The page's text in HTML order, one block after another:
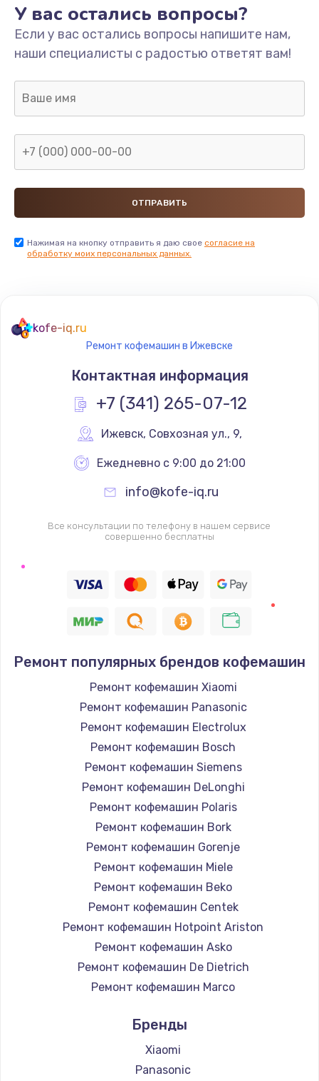
Заказать
Ремонт корпуса
Заказать
Настройка
600 руб.
Заказать
550 руб.
370 руб.
Замена датчиков
500 руб.
Заказать
820 руб.
Заказать
1400 руб.
Заказать
Заправка фреоном
2150 руб.
Заказать
Замена термодатчика
1360 руб.
Заказать
Восстановление после попадания влаги
960 руб.
Заказать
Ремонт системы охлаждения
Заказать
У вас остались вопросы?
Если у вас остались вопросы напишите нам,
наши специалисты с радостью ответят вам!
Нажимая на кнопку отправить я даю свое согласие на
обработку моих персональных данных.
kofe-iq.ru
Ремонт кофемашин в Ижевске
Контактная информация
+7 (341) 265-07-12
Ижевск, Совхозная ул., 9,
Ежедневно с 9:00 до 21:00
info@kofe-iq.ru
Все консультации по телефону в нашем сервисе
совершенно бесплатны
Ремонт популярных брендов кофемашин
Ремонт кофемашин Xiaomi
Ремонт кофемашин Panasonic
Ремонт кофемашин Electrolux
Ремонт кофемашин Bosch
Ремонт кофемашин Siemens
Ремонт кофемашин DeLonghi
Ремонт кофемашин Polaris
Ремонт кофемашин Bork
Ремонт кофемашин Gorenje
Ремонт кофемашин Miele
Ремонт кофемашин Beko
Ремонт кофемашин Centek
Ремонт кофемашин Hotpoint Ariston
Ремонт кофемашин Asko
Ремонт кофемашин De Dietrich
Ремонт кофемашин Marco
Ремонт кофемашин Jura
Ремонт кофемашин Olympia
Ремонт кофемашин Saeco
Бренды
Xiaomi
Panasonic